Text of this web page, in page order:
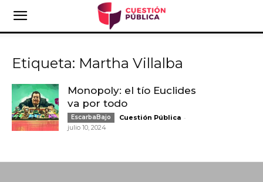
Etiqueta: Martha Villalba
Monopoly: el tío Euclides
va por todo
EscarbaBajo Cuestión Pública -
julio 10, 2024